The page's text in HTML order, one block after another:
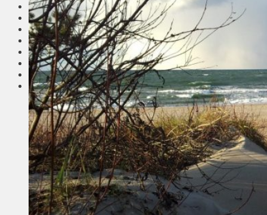
Соседи
Транспорт
Выбор читателей
Калейдоскоп
Армия
Сейм Литвы
Культура
Больше
Фоторепортаж
Туризм
ЛК рекомендует
Сеньорам
Образование
Здравоохранение
Экология
Происшествия
Приграничье
Деньги